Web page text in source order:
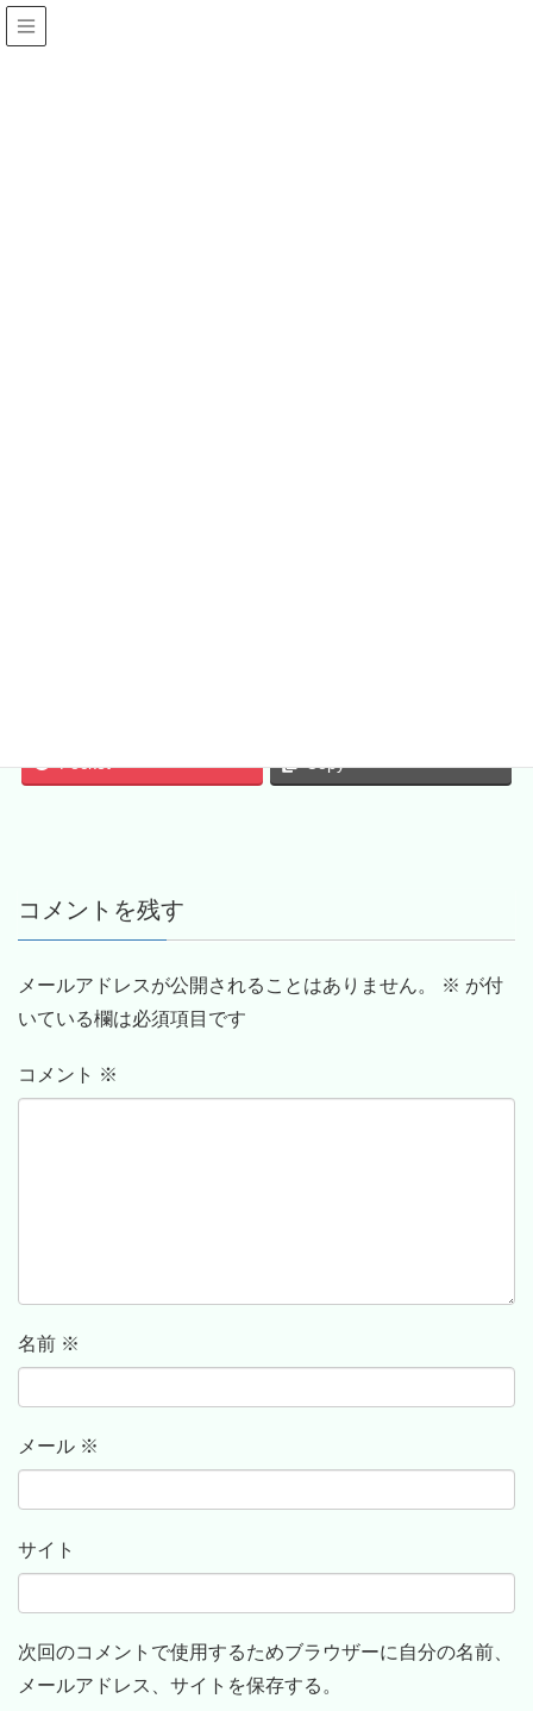
Pocket Copy
コメントを残す
メールアドレスが公開されることはありません。 ※ が付
いている欄は必須項目です
コメント ※
名前 ※
メール ※
サイト
次回のコメントで使用するためブラウザーに自分の名前、
メールアドレス、サイトを保存する。